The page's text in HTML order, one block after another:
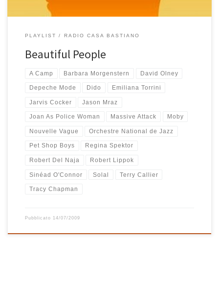
PLAYLIST RADIO CASA BASTIANO
Beautiful People
A Camp Barbara Morgenstern David Olney
Depeche Mode Dido Emiliana Torrini
Jarvis Cocker Jason Mraz
Joan As Police Woman Massive Attack Moby
Nouvelle Vague Orchestre National de Jazz
Pet Shop Boys Regina Spektor
Robert Del Naja Robert Lippok
Sinéad O'Connor Solal Terry Callier
Tracy Chapman
Pubblicato 14/07/2009